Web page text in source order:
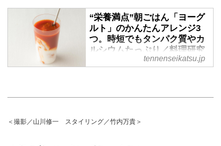
“栄養満点”朝ごはん「ヨーグ
ルト」のかんたんアレンジ3
つ。時短でもタンパク質やカ
ルシウムたっぷり／料理研究
家・今泉久美さん - 天然生活
を強く美しくする“朝ごはん”のア
くる時間や食べる余裕のないとき
たレシピ3つをご紹介。簡単なの
tennenseikatsu.jp
＜撮影／山川修一 スタイリング／竹内万貴＞